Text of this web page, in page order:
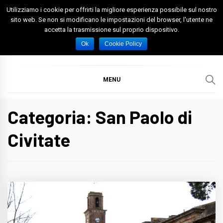
Skip
Spazio Foggia
Foggia News Calcio Eventi e Attività nella Capitanata
MENU
Categoria: San Paolo di
Civitate
Utilizziamo i cookie per offrirti la migliore esperienza possibile sul nostro
sito web. Se non si modificano le impostazioni del browser, l'utente ne
accetta la trasmissione sul proprio dispositivo.
Ok Cookie Policy